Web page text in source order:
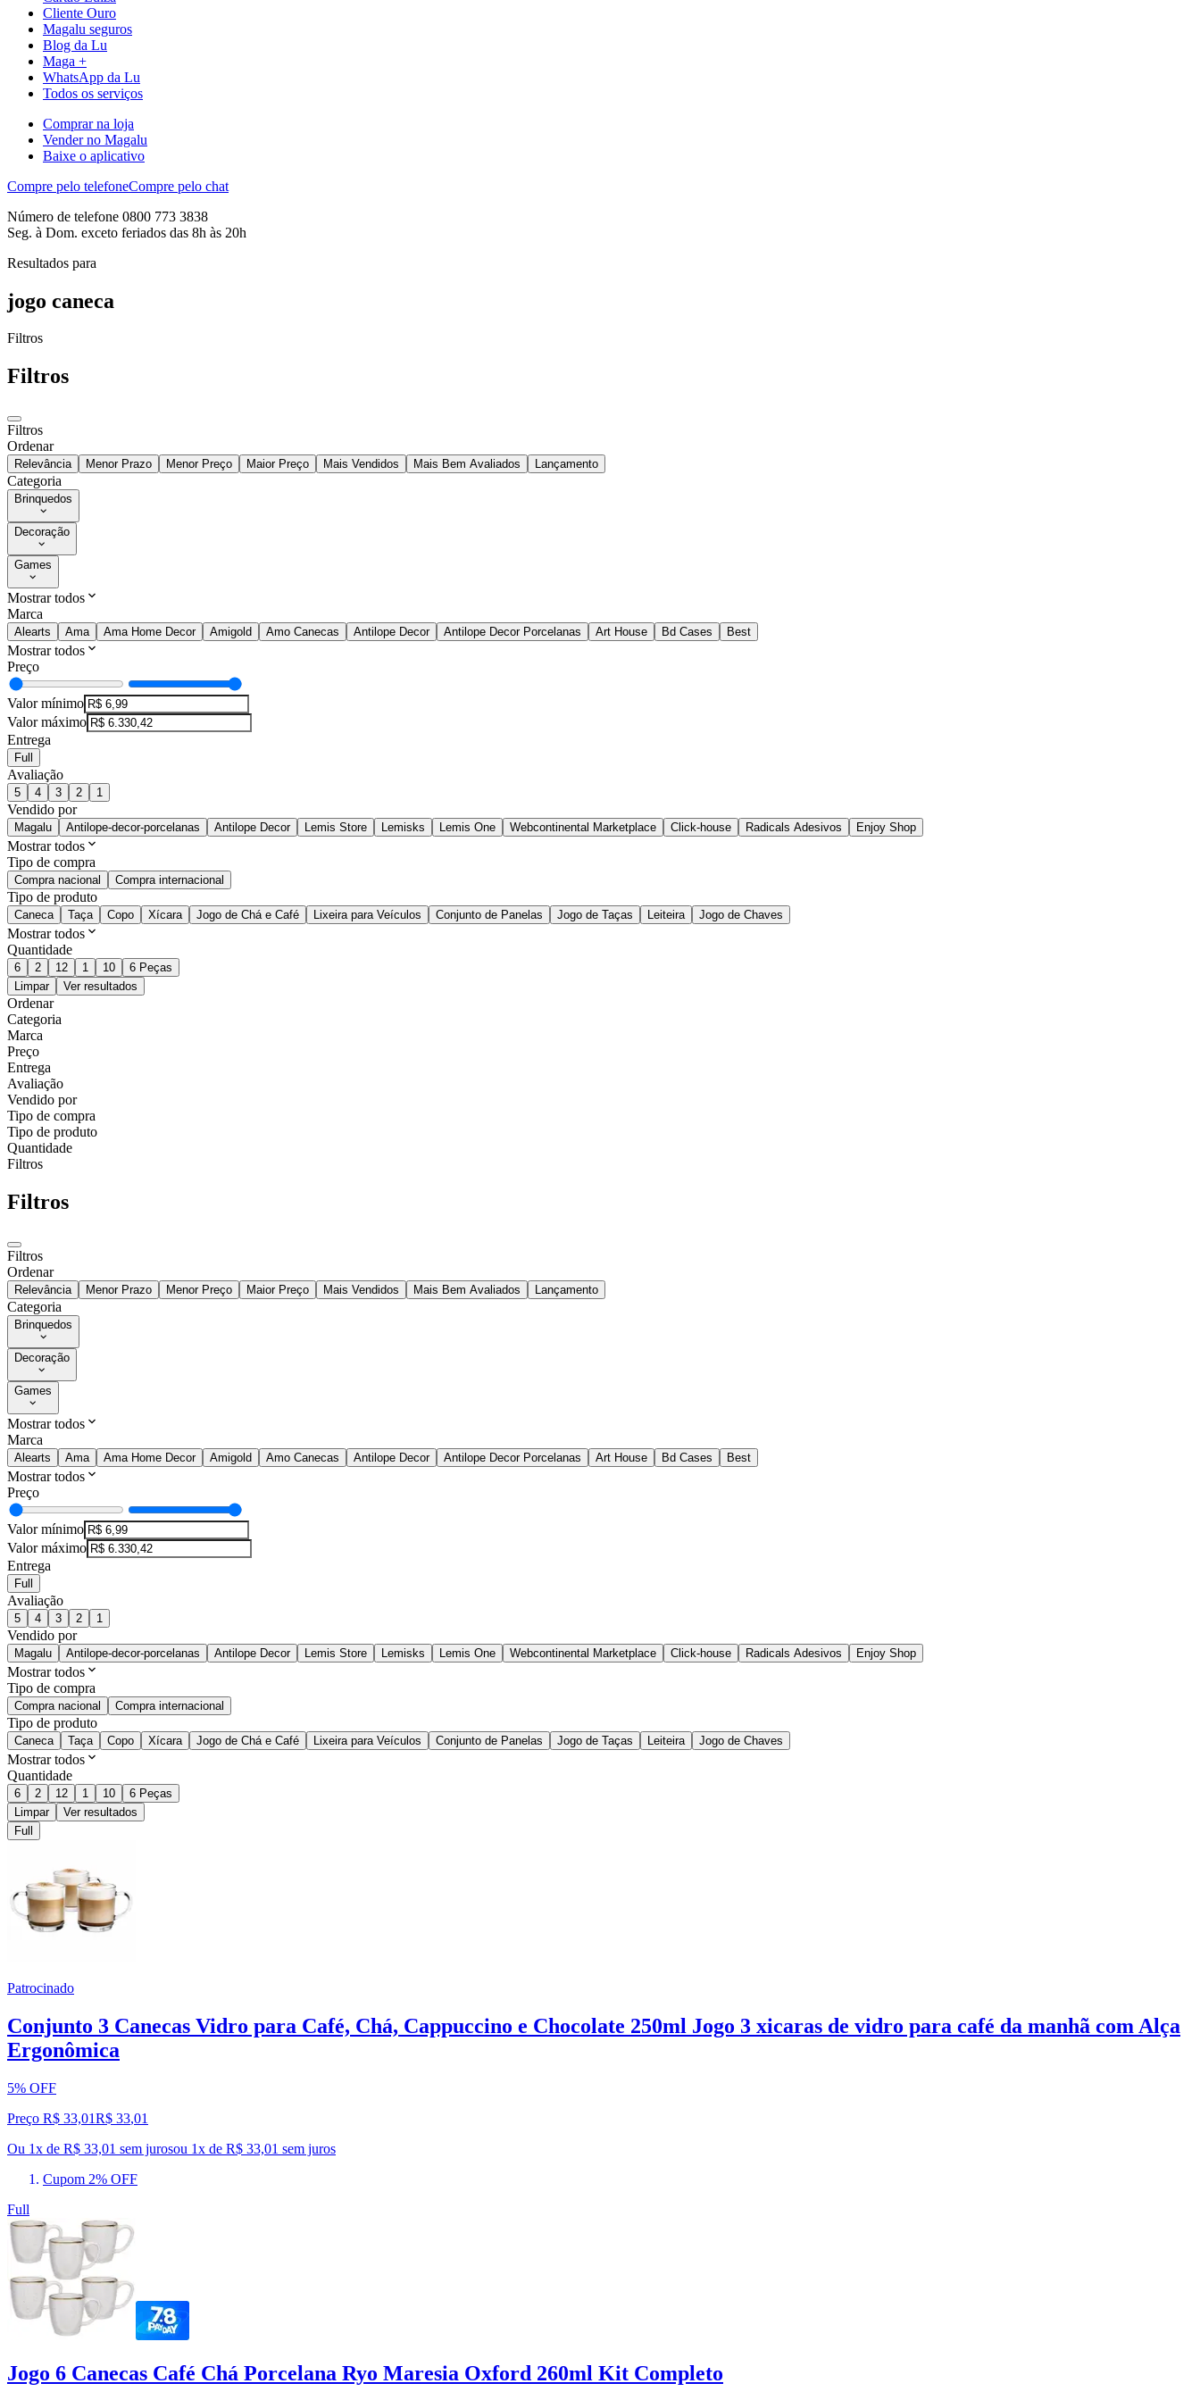
Cliente Ouro
Magalu seguros
Blog da Lu
Maga +
WhatsApp da Lu
Todos os serviços
Comprar na loja
Vender no Magalu
Baixe o aplicativo
Compre pelo telefoneCompre pelo chat
Número de telefone 0800 773 3838
Seg. à Dom. exceto feriados das 8h às 20h
Resultados para
jogo caneca
Filtros
Filtros
Filtros
Ordenar
Relevância Menor Prazo Menor Preço Maior Preço Mais Vendidos Mais Bem Avaliados Lançamento
Categoria
Brinquedos
Decoração
Games
Mostrar todos
Marca
Alearts Ama Ama Home Decor Amigold Amo Canecas Antilope Decor Antilope Decor Porcelanas Art House Bd Cases Best
Mostrar todos
Preço
Valor mínimo
Valor máximo
Entrega
Full
Avaliação
5 4 3 2 1
Vendido por
Magalu Antilope-decor-porcelanas Antilope Decor Lemis Store Lemisks Lemis One Webcontinental Marketplace Click-house Radicals Adesivos Enjoy Shop
Mostrar todos
Tipo de compra
Compra nacional Compra internacional
Tipo de produto
Caneca Taça Copo Xícara Jogo de Chá e Café Lixeira para Veículos Conjunto de Panelas Jogo de Taças Leiteira Jogo de Chaves
Mostrar todos
Quantidade
6 2 12 1 10
6 Peças
Limpar
Ver resultados
Ordenar
Categoria
Marca
Preço
Entrega
Avaliação
Vendido por
Tipo de compra
Tipo de produto
Quantidade
Filtros
Filtros
Filtros
Ordenar
Relevância Menor Prazo Menor Preço Maior Preço Mais Vendidos Mais Bem Avaliados Lançamento
Categoria
Brinquedos
Decoração
Games
Mostrar todos
Marca
Alearts Ama Ama Home Decor Amigold Amo Canecas Antilope Decor Antilope Decor Porcelanas Art House Bd Cases Best
Mostrar todos
Preço
Valor mínimo
Valor máximo
Entrega
Full
Avaliação
5 4 3 2 1
Vendido por
Magalu Antilope-decor-porcelanas Antilope Decor Lemis Store Lemisks Lemis One Webcontinental Marketplace Click-house Radicals Adesivos Enjoy Shop
Mostrar todos
Tipo de compra
Compra nacional Compra internacional
Tipo de produto
Caneca Taça Copo Xícara Jogo de Chá e Café Lixeira para Veículos Conjunto de Panelas Jogo de Taças Leiteira Jogo de Chaves
Mostrar todos
Quantidade
6 2 12 1 10
6 Peças
Limpar
Ver resultados
Full
Patrocinado
Conjunto 3 Canecas Vidro para Café, Chá, Cappuccino e Chocolate 250ml Jogo 3 xicaras de vidro para café da manhã com Alça
Ergonômica
5% OFF
Preço R$ 33,01R$ 33,01
Ou 1x de R$ 33,01 sem jurosou 1x de R$ 33,01 sem juros
Cupom 2% OFF
Full
Jogo 6 Canecas Café Chá Porcelana Ryo Maresia Oxford 260ml Kit Completo